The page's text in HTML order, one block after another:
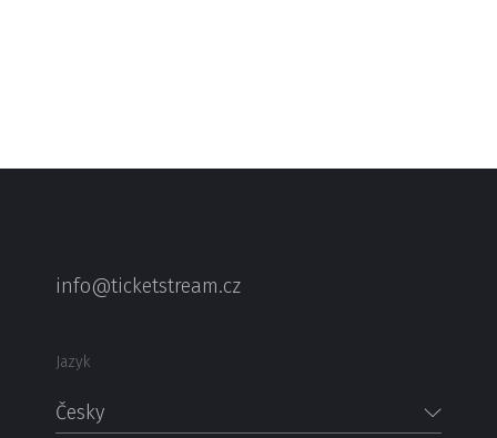
info@ticketstream.cz
Jazyk
Česky